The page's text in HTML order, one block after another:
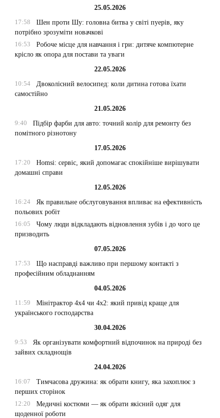
25.05.2026
17:58
Шен проти Шу: головна битва у світі пуерів, яку
потрібно зрозуміти новачкові
16:53
Робоче місце для навчання і гри: дитяче компютерне
крісло як опора для постави та уваги
22.05.2026
10:54
Двоколісний велосипед: коли дитина готова їхати
самостійно
21.05.2026
9:40
Підбір фарби для авто: точний колір для ремонту без
помітного різнотону
17.05.2026
17:20
Homsi: сервіс, який допомагає спокійніше вирішувати
домашні справи
12.05.2026
16:24
Як правильне обслуговування впливає на ефективність
польових робіт
16:05
Чому люди відкладають відновлення зубів і до чого це
призводить
07.05.2026
17:53
Що насправді важливо при першому контакті з
професійним обладнанням
04.05.2026
11:59
Мінітрактор 4х4 чи 4х2: який привід краще для
українського господарства
30.04.2026
9:53
Як організувати комфортний відпочинок на природі без
зайвих складнощів
24.04.2026
16:07
Тимчасова дружина: як обрати книгу, яка захоплює з
перших сторінок
12:20
Медичні костюми — як обрати якісний одяг для
щоденної роботи